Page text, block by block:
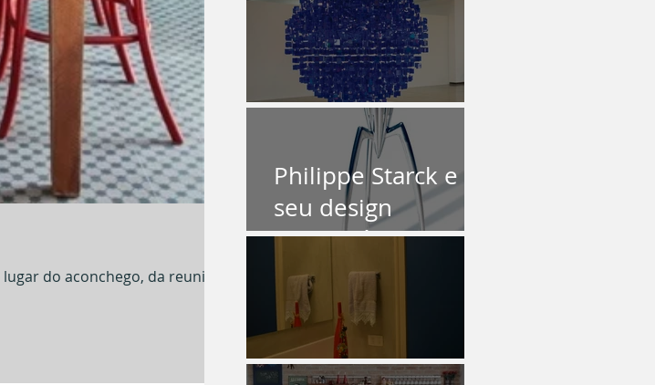
O Azul
Philippe Starck e
seu design
democrático
O Lavabo